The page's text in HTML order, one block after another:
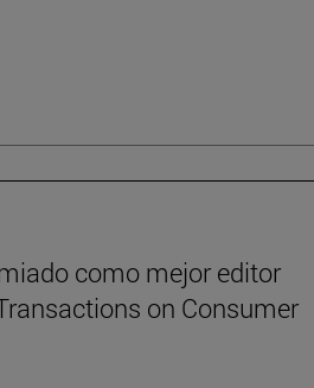
como mejor editor
on Consumer